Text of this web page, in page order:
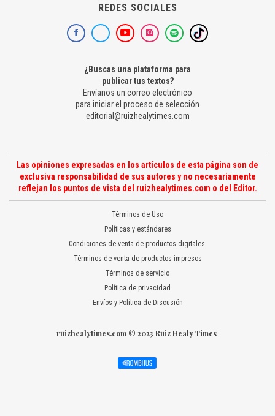
REDES SOCIALES
¿Buscas una plataforma para
publicar tus textos?
Envíanos un correo electrónico
para iniciar el proceso de selección
editorial@ruizhealytimes.com
Las opiniones expresadas en los artículos de esta página son de
exclusiva responsabilidad de sus autores y no necesariamente
reflejan los puntos de vista del ruizhealytimes.com o del Editor.
Términos de Uso
Políticas y estándares
Condiciones de venta de productos digitales
Términos de venta de productos impresos
Términos de servicio
Política de privacidad
Envíos y Política de Discusión
ruizhealytimes.com © 2023 Ruiz Healy Times